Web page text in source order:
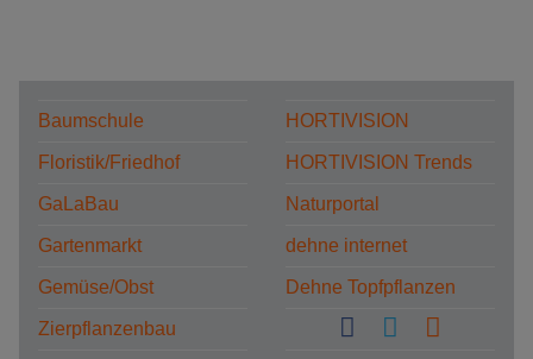
Baumschule
Floristik/Friedhof
GaLaBau
Gartenmarkt
Gemüse/Obst
Zierpflanzenbau
HORTIVISION
HORTIVISION Trends
Naturportal
dehne internet
Dehne Topfpflanzen